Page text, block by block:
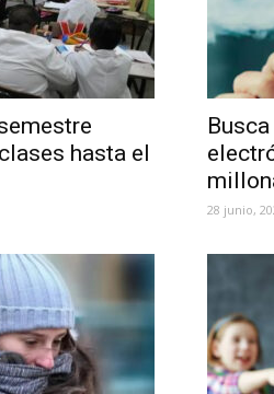
hasta el
28 junio,